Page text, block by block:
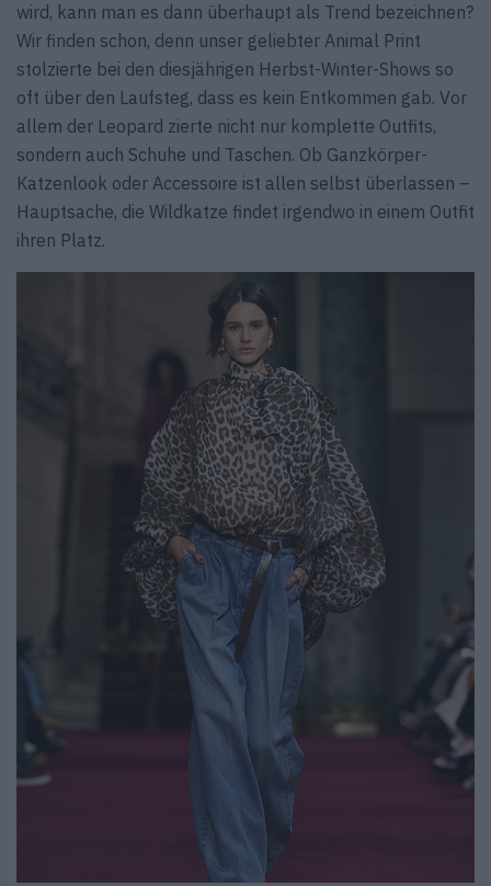
wird, kann man es dann überhaupt als Trend bezeichnen?
Wir finden schon, denn unser geliebter Animal Print
stolzierte bei den diesjährigen Herbst-Winter-Shows so
oft über den Laufsteg, dass es kein Entkommen gab. Vor
allem der Leopard zierte nicht nur komplette Outfits,
sondern auch Schuhe und Taschen. Ob Ganzkörper-
Katzenlook oder Accessoire ist allen selbst überlassen –
Hauptsache, die Wildkatze findet irgendwo in einem Outfit
ihren Platz.